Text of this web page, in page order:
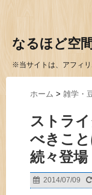
なるほど空間
※当サイトは、アフィ
ホーム > 雑学・
ストラ
べきこ
続々登場
2014/07/09